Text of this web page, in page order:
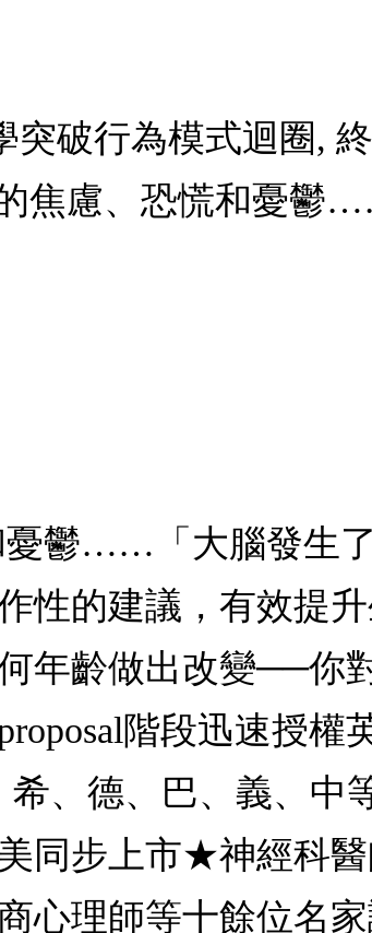
突破行為模式迴圈,
焦慮、恐慌和憂鬱
憂鬱……「大腦發生
性的建議，有效提
年齡做出改變──你
階段迅速授權
希、德、巴、義、
同步上市★神經科
心理師等十餘位名